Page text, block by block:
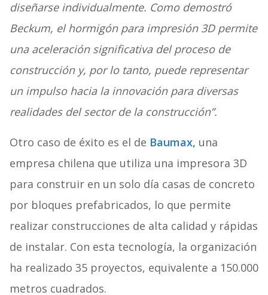
diseñarse individualmente. Como demostró
Beckum, el hormigón para impresión 3D permite
una aceleración significativa del proceso de
construcción y, por lo tanto, puede representar
un impulso hacia la innovación para diversas
realidades del sector de la construcción”.
Otro caso de éxito es el de Baumax, una
empresa chilena que utiliza una impresora 3D
para construir en un solo día casas de concreto
por bloques prefabricados, lo que permite
realizar construcciones de alta calidad y rápidas
de instalar. Con esta tecnología, la organización
ha realizado 35 proyectos, equivalente a 150.000
metros cuadrados.